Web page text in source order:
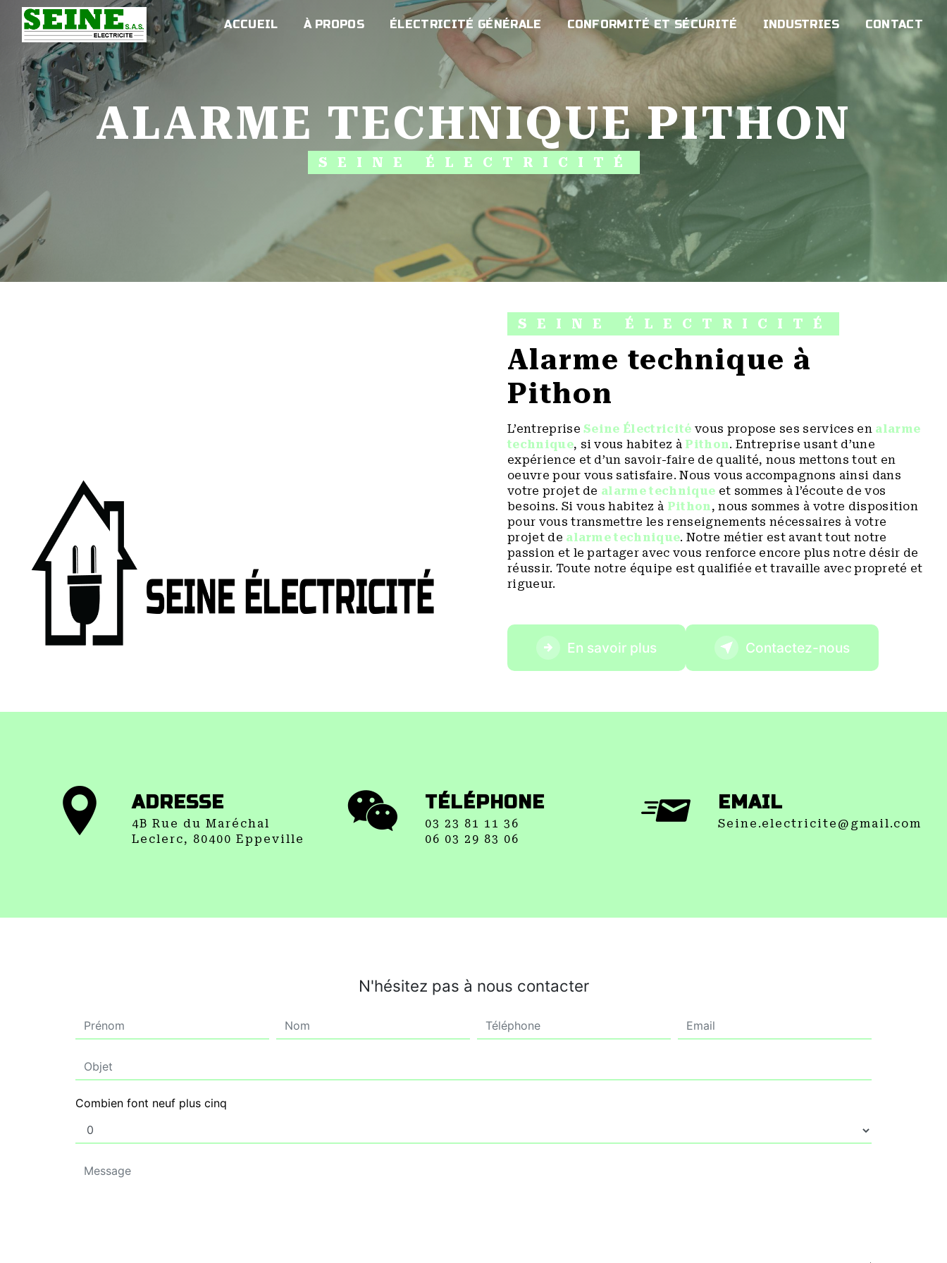
ACCUEIL À PROPOS ÉLECTRICITÉ GÉNÉRALE CONFORMITÉ ET SÉCURITÉ INDUSTRIES CONTACT
ALARME TECHNIQUE PITHON
SEINE ÉLECTRICITÉ
SEINE ÉLECTRICITÉ
alarme technique à
Pithon
L’entrepriseSeine Électricité vous propose ses services en alarme
technique, si vous habitez à Pithon. Entreprise usant d’une
expérience et d’un savoir-faire de qualité, nous mettons tout en
oeuvre pour vous satisfaire. Nous vous accompagnons ainsi dans
votre projet de alarme technique et sommes à l’écoute de vos
besoins. Si vous habitez à Pithon, nous sommes à votre disposition
pour vous transmettre les renseignements nécessaires à votre
projet de alarme technique. Notre métier est avant tout notre
passion et le partager avec vous renforce encore plus notre désir de
réussir. Toute notre équipe est qualifiée et travaille avec propreté et
rigueur.
En savoir plus Contactez-nous
ADRESSE
4B Rue du Maréchal
Leclerc, 80400 Eppeville
TÉLÉPHONE
03 23 81 11 36
06 03 29 83 06
EMAIL
seine.electricite@gmail.com
N'hésitez pas à nous contacter
Combien font neuf plus cinq
Panneau de gestion des cookies